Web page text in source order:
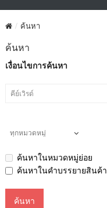
ค้นหา
ค้นหา
เงื่อนไขการค้นหา
ค้นหาในหมวดหมู่ย่อย
ค้นหาในคำบรรยายสินค้า